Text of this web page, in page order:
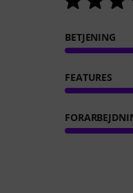
BETJENING
FEATURES